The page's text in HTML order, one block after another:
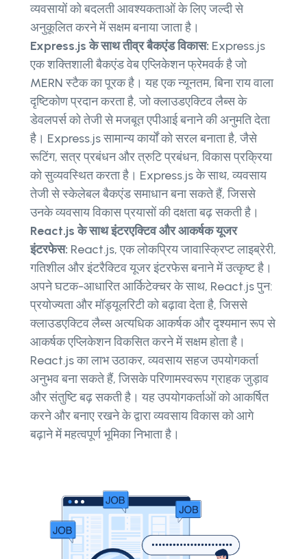
व्यवसायों को बदलती आवश्यकताओं के लिए जल्दी से
अनुकूलित करने में सक्षम बनाया जाता है।
Express.js के साथ तीव्र बैकएंड विकास: Express.js
एक शक्तिशाली बैकएंड वेब एप्लिकेशन फ्रेमवर्क है जो
MERN स्टैक का पूरक है। यह एक न्यूनतम, बिना राय वाला
दृष्टिकोण प्रदान करता है, जो क्लाउडएक्टिव लैब्स के
डेवलपर्स को तेजी से मजबूत एपीआई बनाने की अनुमति देता
है। Express.js सामान्य कार्यों को सरल बनाता है, जैसे
रूटिंग, सत्र प्रबंधन और त्रुटि प्रबंधन, विकास प्रक्रिया
को सुव्यवस्थित करता है। Express.js के साथ, व्यवसाय
तेजी से स्केलेबल बैकएंड समाधान बना सकते हैं, जिससे
उनके व्यवसाय विकास प्रयासों की दक्षता बढ़ सकती है।
React.js के साथ इंटरएक्टिव और आकर्षक यूजर
इंटरफेस: React.js, एक लोकप्रिय जावास्क्रिप्ट लाइब्रेरी,
गतिशील और इंटरैक्टिव यूजर इंटरफेस बनाने में उत्कृष्ट है।
अपने घटक-आधारित आर्किटेक्चर के साथ, React.js पुन:
प्रयोज्यता और मॉड्यूलरिटी को बढ़ावा देता है, जिससे
क्लाउडएक्टिव लैब्स अत्यधिक आकर्षक और दृश्यमान रूप से
आकर्षक एप्लिकेशन विकसित करने में सक्षम होता है।
React.js का लाभ उठाकर, व्यवसाय सहज उपयोगकर्ता
अनुभव बना सकते हैं, जिसके परिणामस्वरूप ग्राहक जुड़ाव
और संतुष्टि बढ़ सकती है। यह उपयोगकर्ताओं को आकर्षित
करने और बनाए रखने के द्वारा व्यवसाय विकास को आगे
बढ़ाने में महत्वपूर्ण भूमिका निभाता है।